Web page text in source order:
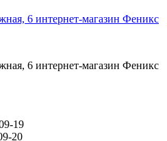
6 интернет-магазин Феникс
6 интернет-магазин Феникс
19
20